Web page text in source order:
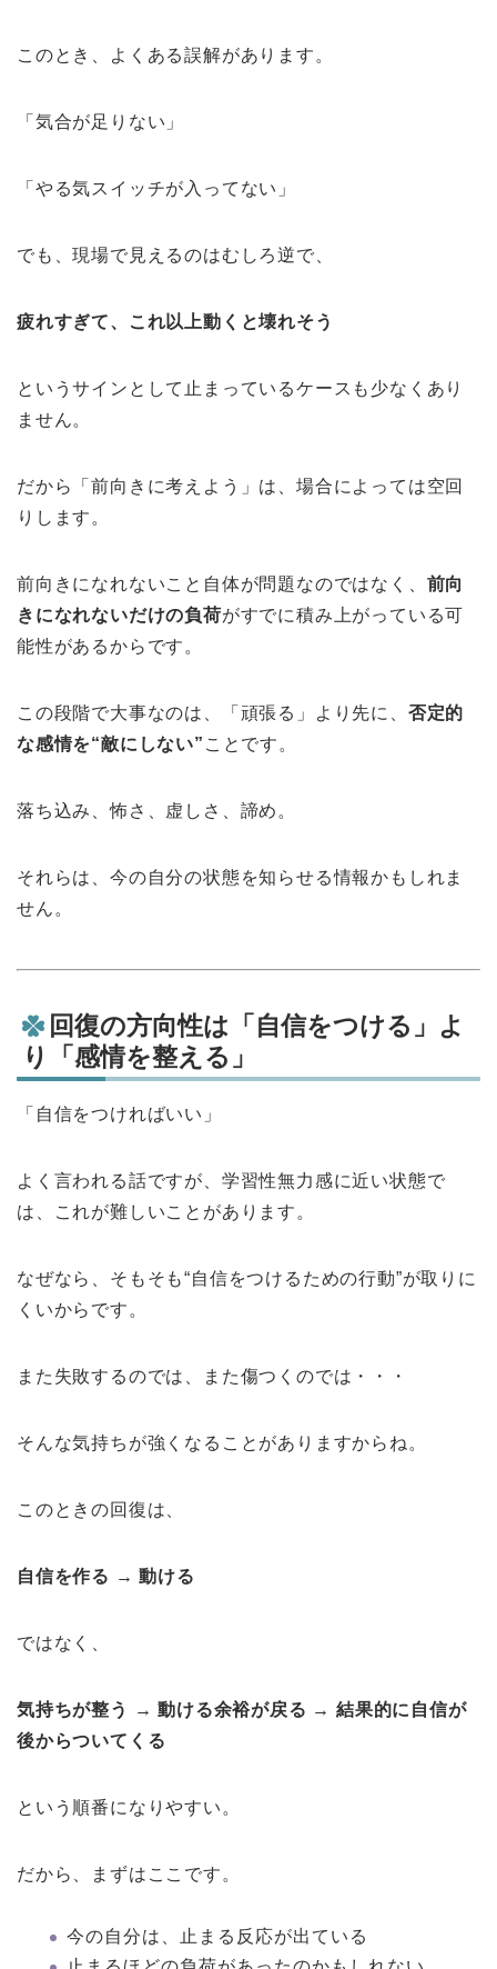
このとき、よくある誤解があります。
「気合が足りない」
「やる気スイッチが入ってない」
でも、現場で見えるのはむしろ逆で、
疲れすぎて、これ以上動くと壊れそう
というサインとして止まっているケースも少なくあり
ません。
だから「前向きに考えよう」は、場合によっては空回
りします。
前向きになれないこと自体が問題なのではなく、 前向
きになれないだけの負荷がすでに積み上がっている可
能性があるからです。
この段階で大事なのは、「頑張る」より先に、 否定的
な感情を“敵にしない” ことです。
落ち込み、怖さ、虚しさ、諦め。
それらは、今の自分の状態を知らせる情報かもしれま
せん。
回復の方向性は「自信をつける」よ
り「感情を整える」
「自信をつければいい」
よく言われる話ですが、学習性無力感に近い状態で
は、これが難しいことがあります。
なぜなら、そもそも“自信をつけるための行動”が取りに
くいからです。
また失敗するのでは、また傷つくのでは・・・
そんな気持ちが強くなることがありますからね。
このときの回復は、
自信を作る → 動ける
ではなく、
気持ちが整う → 動ける余裕が戻る → 結果的に自信が
後からついてくる
という順番になりやすい。
だから、まずはここです。
今の自分は、止まる反応が出ている